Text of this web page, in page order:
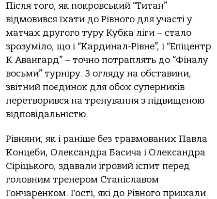
Після того, як покровський “Титан”
відмовився їхати до Рівного для участі у
матчах другого туру Кубка ліги – стало
зрозуміло, що і “Кардинал-Рівне”, і “Епіцентр
К Авангард” – точно потраплять до “Фіналу
восьми” турніру. З огляду на обставини,
звітний поєдинок для обох суперників
перетворився на тренування з підвищеною
відповідальністю.
Рівняни, як і раніше без травмованих Павла
Концеби, Олександра Басича і Олександра
Сіріцького, здавали ігровий іспит перед
головним тренером Станіславом
Гончаренком. Гості, які до Рівного приїхали